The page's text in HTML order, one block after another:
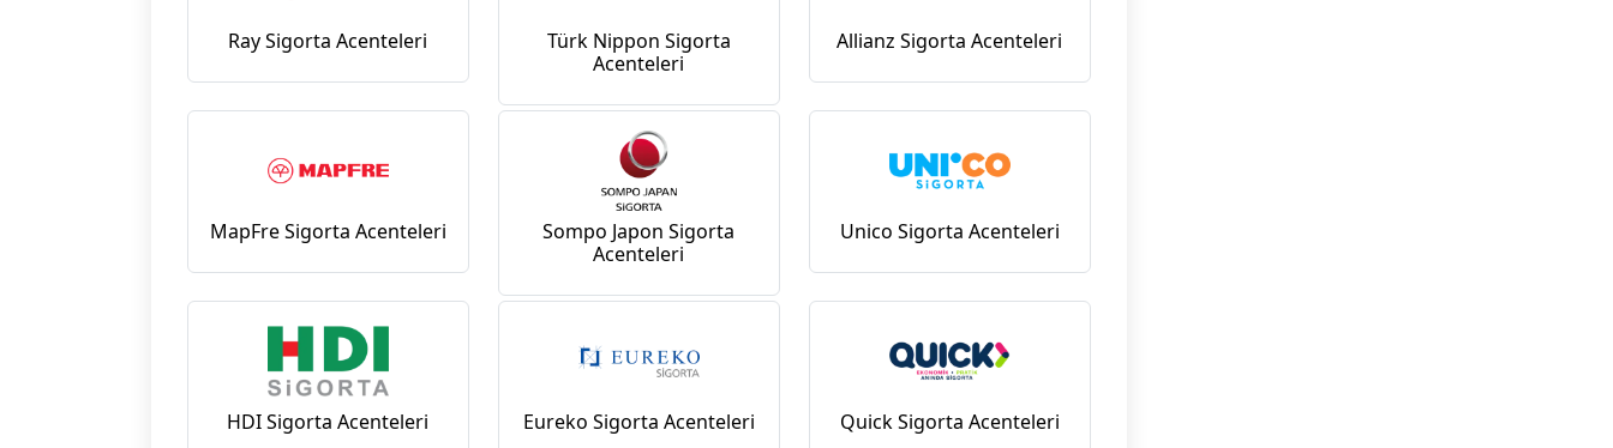
Ray Sigorta Acenteleri
Türk Nippon Sigorta
Acenteleri
Allianz Sigorta Acenteleri
MapFre Sigorta Acenteleri
Sompo Japon Sigorta
Acenteleri
Unico Sigorta Acenteleri
HDI Sigorta Acenteleri Eureko Sigorta Acenteleri Quick Sigorta Acenteleri